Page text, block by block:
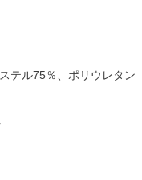
テル75％、ポリウレタン